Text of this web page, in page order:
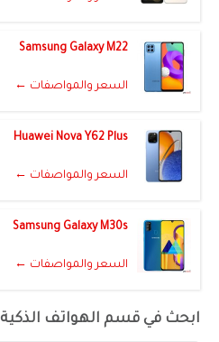
Samsung Galaxy M22
السعر والمواصفات ←
Huawei Nova Y62 Plus
السعر والمواصفات ←
Samsung Galaxy M30s
السعر والمواصفات ←
ابحث في قسم الهواتف الذكية